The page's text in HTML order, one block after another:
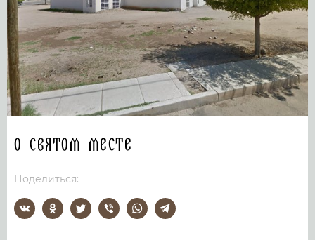
О святом месте
Поделиться: